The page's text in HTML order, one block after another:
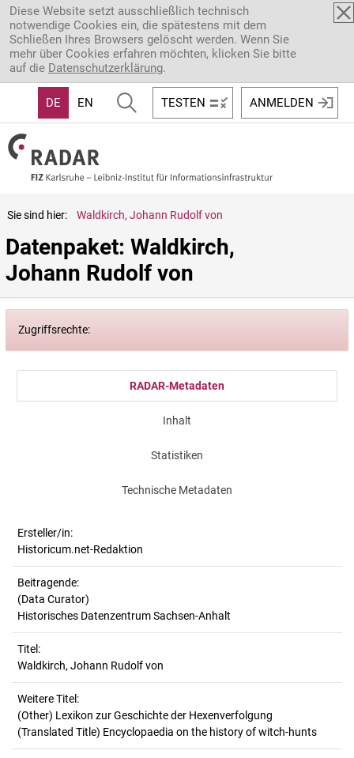
Direkt zum Inhalt
Diese Website setzt ausschließlich technisch
notwendige Cookies ein, die spätestens mit dem
Schließen Ihres Browsers gelöscht werden. Wenn Sie
mehr über Cookies erfahren möchten, klicken Sie bitte
auf die Datenschutzerklärung.
DE EN TESTEN ANMELDEN
Sie sind hier: Waldkirch, Johann Rudolf von
Datenpaket: Waldkirch,
Johann Rudolf von
Zugriffsrechte:
RADAR-Metadaten
Inhalt
Statistiken
Technische Metadaten
Ersteller/in:
Historicum.net-Redaktion
Beitragende:
(Data Curator)
Historisches Datenzentrum Sachsen-Anhalt
Titel:
Waldkirch, Johann Rudolf von
Weitere Titel:
(Other) Lexikon zur Geschichte der Hexenverfolgung
(Translated Title) Encyclopaedia on the history of witch-hunts